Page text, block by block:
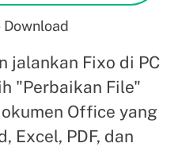
Download
jalankan Fixo di PC
"Perbaikan File"
Office yang
Excel, PDF, dan